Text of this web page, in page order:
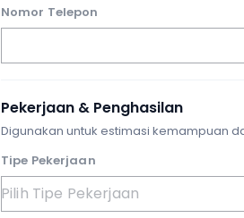
Nomor Telepon
Pekerjaan & Penghasilan
Digunakan untuk estimasi kemampuan
Tipe Pekerjaan